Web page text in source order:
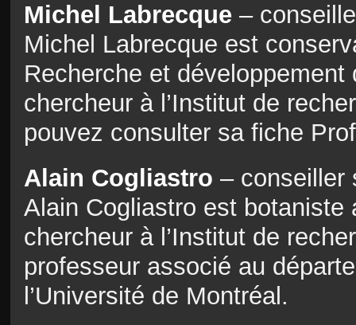
Michel Labrecque –
Michel Labrecque est
Recherche et
chercheur à l’Institut de
pouvez consulter sa fiche
Alain Cogliastro – conseiller
Alain Cogliastro est botaniste
chercheur à l’Institut de
professeur associé au
l’Université de Montréal.